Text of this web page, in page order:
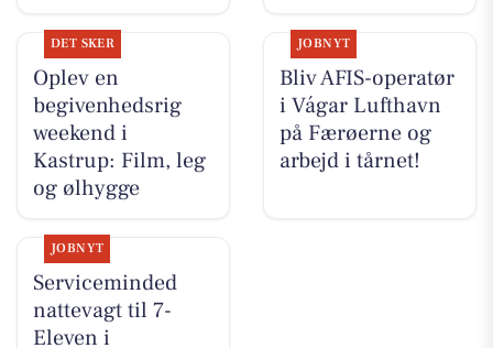
DET SKER
Oplev en
begivenhedsrig
weekend i
Kastrup: Film, leg
og ølhygge
JOBNYT
Bliv AFIS-operatør
i Vágar Lufthavn
på Færøerne og
arbejd i tårnet!
JOBNYT
Serviceminded
nattevagt til 7-
Eleven i